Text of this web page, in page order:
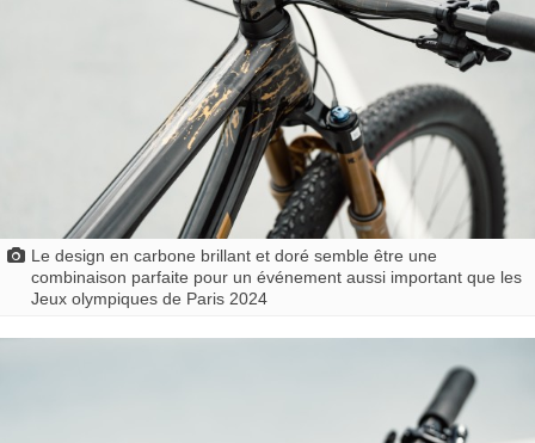
Le design en carbone brillant et doré semble être une
combinaison parfaite pour un événement aussi important que les
Jeux olympiques de Paris 2024